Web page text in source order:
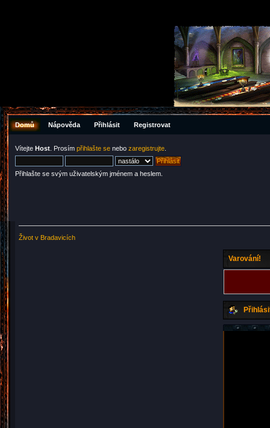
Domů Nápověda Přihlásit Registrovat
Vítejte Host . Prosím přihlašte se nebo zaregistrujte
Přihlašte se svým uživatelským jménem a heslem.
Život v Bradavicích
Varování!